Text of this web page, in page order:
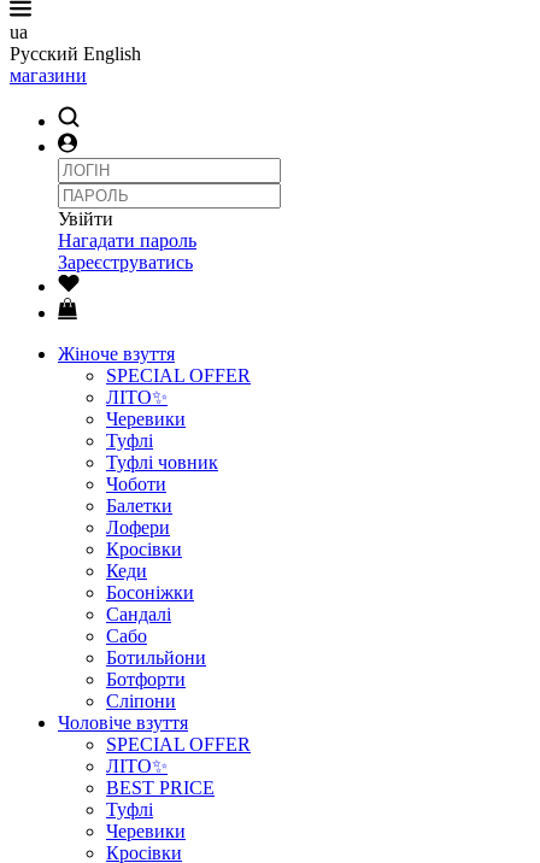
ua
Русский English
магазини
Увійти
Нагадати пароль
Зареєструватись
Жіноче взуття
SPECIAL OFFER
ЛІТО✨
Черевики
Туфлі
Туфлі човник
Чоботи
Балетки
Лофери
Кросівки
Кеди
Босоніжки
Сандалі
Сабо
Ботильйони
Ботфорти
Сліпони
Чоловіче взуття
SPECIAL OFFER
ЛІТО✨
BEST PRICE
Туфлі
Черевики
Кросівки